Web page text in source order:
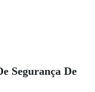
Segurança De